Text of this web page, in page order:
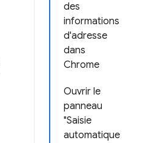
des
informations
d'adresse
dans
Chrome
Ouvrir le
panneau
"Saisie
automatique